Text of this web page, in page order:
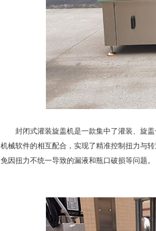
封闭式灌装旋盖机是一款集中了灌装、旋
机械软件的相互配合，实现了精准控制扭力与
免因扭力不统一导致的漏液和瓶口破损等问题。